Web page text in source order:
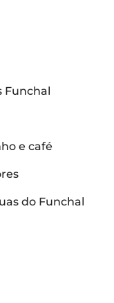
Funchal
e café
do Funchal